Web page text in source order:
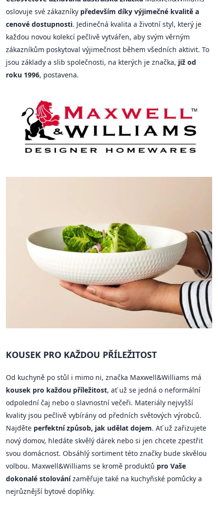
oslovuje své zákazníky především díky výjimečné kvalitě a
cenové dostupnosti. Jedinečná kvalita a životní styl, který je
každou novou kolekcí pečlivě vytvářen, aby svým věrným
zákazníkům poskytoval výjimečnost během všedních aktivit. To
jsou základy a slib společnosti, na kterých je značka, již od
roku 1996, postavena.
KOUSEK PRO KAŽDOU PŘÍLEŽITOST
Od kuchyně po stůl i mimo ni, značka Maxwell&Williams má
kousek pro každou příležitost, ať už se jedná o neformální
odpolední čaj nebo o slavnostní večeři. Materiály nejvyšší
kvality jsou pečlivě vybírány od předních světových výrobců.
Najděte perfektní způsob, jak udělat dojem. Ať už zařizujete
nový domov, hledáte skvělý dárek nebo si jen chcete zpestřit
svou domácnost. Obsáhlý sortiment této značky bude skvělou
volbou. Maxwell&Williams se kromě produktů pro Vaše
dokonalé stolovánízaměřuje také na kuchyňské pomůcky a
nejrůznější bytové doplňky.